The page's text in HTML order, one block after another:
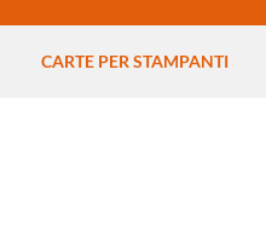
CARTE PER STAMPANTI